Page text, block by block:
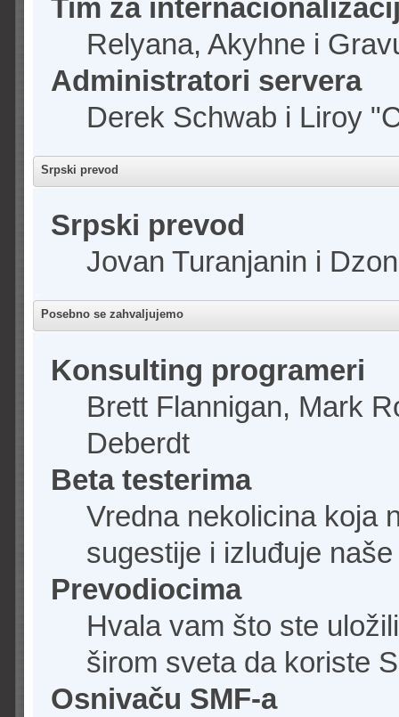
Tim za
Relyana, Akyhne i
Administratori servera
Derek Schwab i Liroy
Srpski prevod
Srpski prevod
Jovan Turanjanin i
Posebno se zahvaljujemo
Konsulting programeri
Brett Flannigan, Mark
Deberdt
Beta testerima
Vredna nekolicina koja
sugestije i izluđuje
Prevodiocima
Hvala vam što ste
širom sveta da koriste
Osnivaču SMF-a